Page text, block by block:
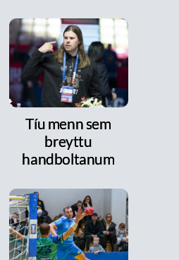
Tíu menn sem
breyttu
handboltanum